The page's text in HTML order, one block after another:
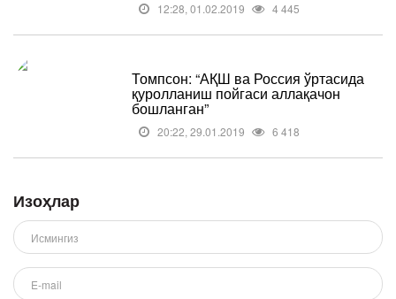
12:28, 01.02.2019 4 445
Томпсон: “АҚШ ва Россия ўртасида
қуролланиш пойгаси аллақачон
бошланган”
20:22, 29.01.2019 6 418
Изоҳлар